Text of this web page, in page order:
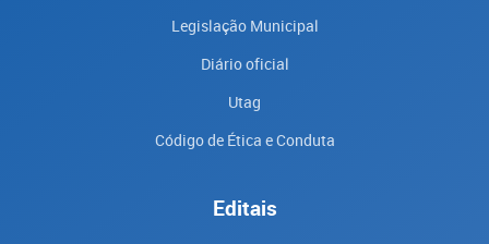
Legislação Municipal
Diário oficial
Utag
Código de Ética e Conduta
Editais